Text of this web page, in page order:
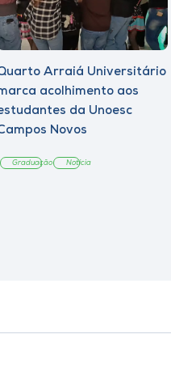
Arraiá Universitário
acolhimento aos
da Unoesc
Novos
Graduação Notícia